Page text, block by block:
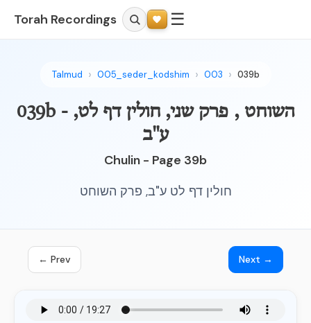
Torah Recordings ☰
Talmud 005_seder_kodshim 003 039b
039b - השוחט , פרק שני, חולין דף לט,
ע"ב
Chulin - Page 39b
חולין דף לט ע"ב, פרק השוחט
← Prev Next →